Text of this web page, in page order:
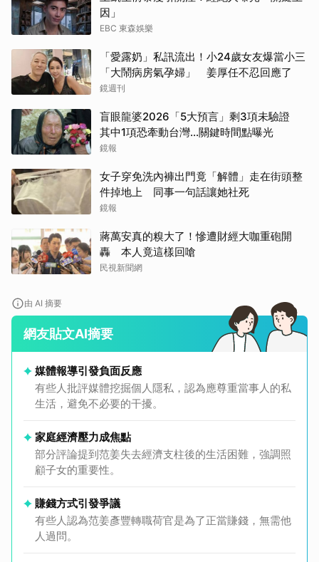
因」
EBC 東森娛樂
「愛露奶」私訊流出！小24歲女友爆當小三
「大鬧病房氣孕婦」 姜厚任不忍回應了
鏡週刊
盲眼龍婆2026「5大預言」剩3項未驗證
其中1項恐牽動台灣...關鍵時間點曝光
鏡報
女子穿免洗內褲出門竟「解體」走在街頭整
件掉地上 同事一句話讓她社死
鏡報
蔣萬安真的糗大了！慘遭財經大咖重砲開
轟 本人竟這樣回嗆
民視新聞網
由 AI 摘要
網友貼文AI摘要
媒體報導引發負面反應
有些人批評媒體挖掘個人隱私，認為應尊重當事人的私
生活，避免不必要的干擾。
家庭經濟壓力成焦點
部分評論提到范姜失去經濟支柱後的生活困難，強調照
顧子女的重要性。
賺錢方式引發爭議
有些人認為范姜彥豐轉職荷官是為了正當賺錢，無需他
人過問。
取消